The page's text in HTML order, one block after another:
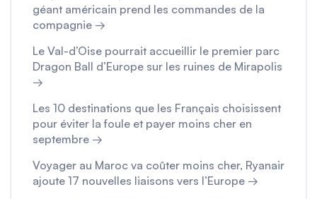
géant américain prend les commandes de la
compagnie →
Le Val-d’Oise pourrait accueillir le premier parc
Dragon Ball d’Europe sur les ruines de Mirapolis
→
Les 10 destinations que les Français choisissent
pour éviter la foule et payer moins cher en
septembre →
Voyager au Maroc va coûter moins cher, Ryanair
ajoute 17 nouvelles liaisons vers l’Europe →